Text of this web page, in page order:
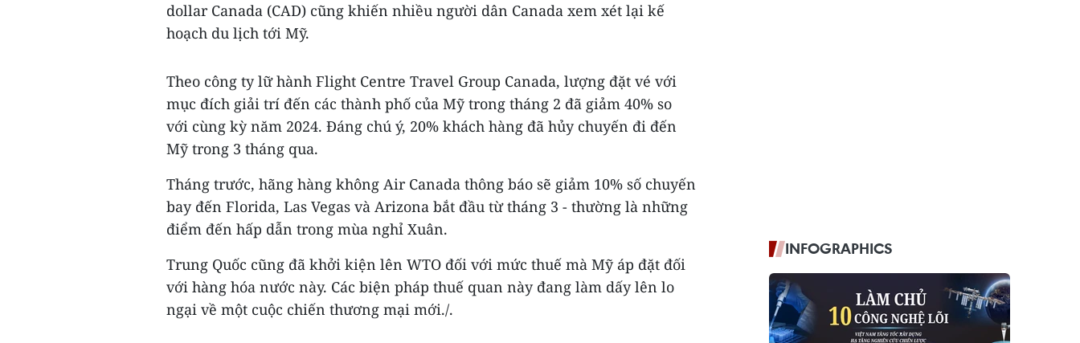
dollar Canada (CAD) cũng khiến nhiều người dân Canada xem xét lại kế
hoạch du lịch tới Mỹ.
Theo công ty lữ hành Flight Centre Travel Group Canada, lượng đặt vé với
mục đích giải trí đến các thành phố của Mỹ trong tháng 2 đã giảm 40% so
với cùng kỳ năm 2024. Đáng chú ý, 20% khách hàng đã hủy chuyến đi đến
Mỹ trong 3 tháng qua.
Tháng trước, hãng hàng không Air Canada thông báo sẽ giảm 10% số chuyến
bay đến Florida, Las Vegas và Arizona bắt đầu từ tháng 3 - thường là những
điểm đến hấp dẫn trong mùa nghỉ Xuân.
Trung Quốc cũng đã khởi kiện lên WTO đối với mức thuế mà Mỹ áp đặt đối
với hàng hóa nước này. Các biện pháp thuế quan này đang làm dấy lên lo
ngại về một cuộc chiến thương mại mới./.
INFOGRAPHICS